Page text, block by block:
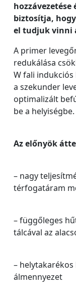
biztosítja,
el tudjuk vinni
A primer
redukálása
W fali
a szekunder
optimalizált
be a helyiségbe.
Az előnyök
– nagy
térfogatáram
– függőleges
tálcával az
–
álmennyezet